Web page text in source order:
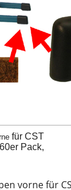
für CST
Pack,
vorne für